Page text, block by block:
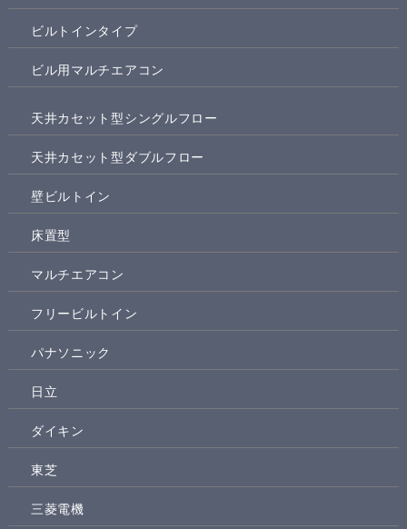
ビルトインタイプ
ビル用マルチエアコン
天井カセット型シングルフロー
天井カセット型ダブルフロー
壁ビルトイン
床置型
マルチエアコン
フリービルトイン
パナソニック
日立
ダイキン
東芝
三菱電機